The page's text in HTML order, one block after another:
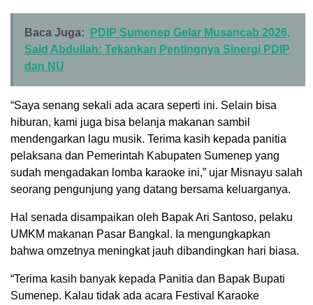
Baca Juga:
PDIP Sumenep Gelar Musancab 2026,
Said Abdullah: Tekankan Pentingnya Sinergi PDIP
dan NU
“Saya senang sekali ada acara seperti ini. Selain bisa
hiburan, kami juga bisa belanja makanan sambil
mendengarkan lagu musik. Terima kasih kepada panitia
pelaksana dan Pemerintah Kabupaten Sumenep yang
sudah mengadakan lomba karaoke ini,” ujar Misnayu salah
seorang pengunjung yang datang bersama keluarganya.
Hal senada disampaikan oleh Bapak Ari Santoso, pelaku
UMKM makanan Pasar Bangkal. Ia mengungkapkan
bahwa omzetnya meningkat jauh dibandingkan hari biasa.
“Terima kasih banyak kepada Panitia dan Bapak Bupati
Sumenep. Kalau tidak ada acara Festival Karaoke